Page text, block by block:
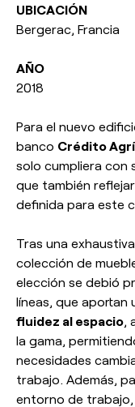
UBICACIÓN
Bergerac, Francia
AÑO
2018
Para el nuevo
banco Crédito
solo cumpliera con
que también
definida para este
Tras una
colección de
elección se debió
líneas, que aportan
fluidez al espacio
la gama,
necesidades
trabajo. Además,
entorno de